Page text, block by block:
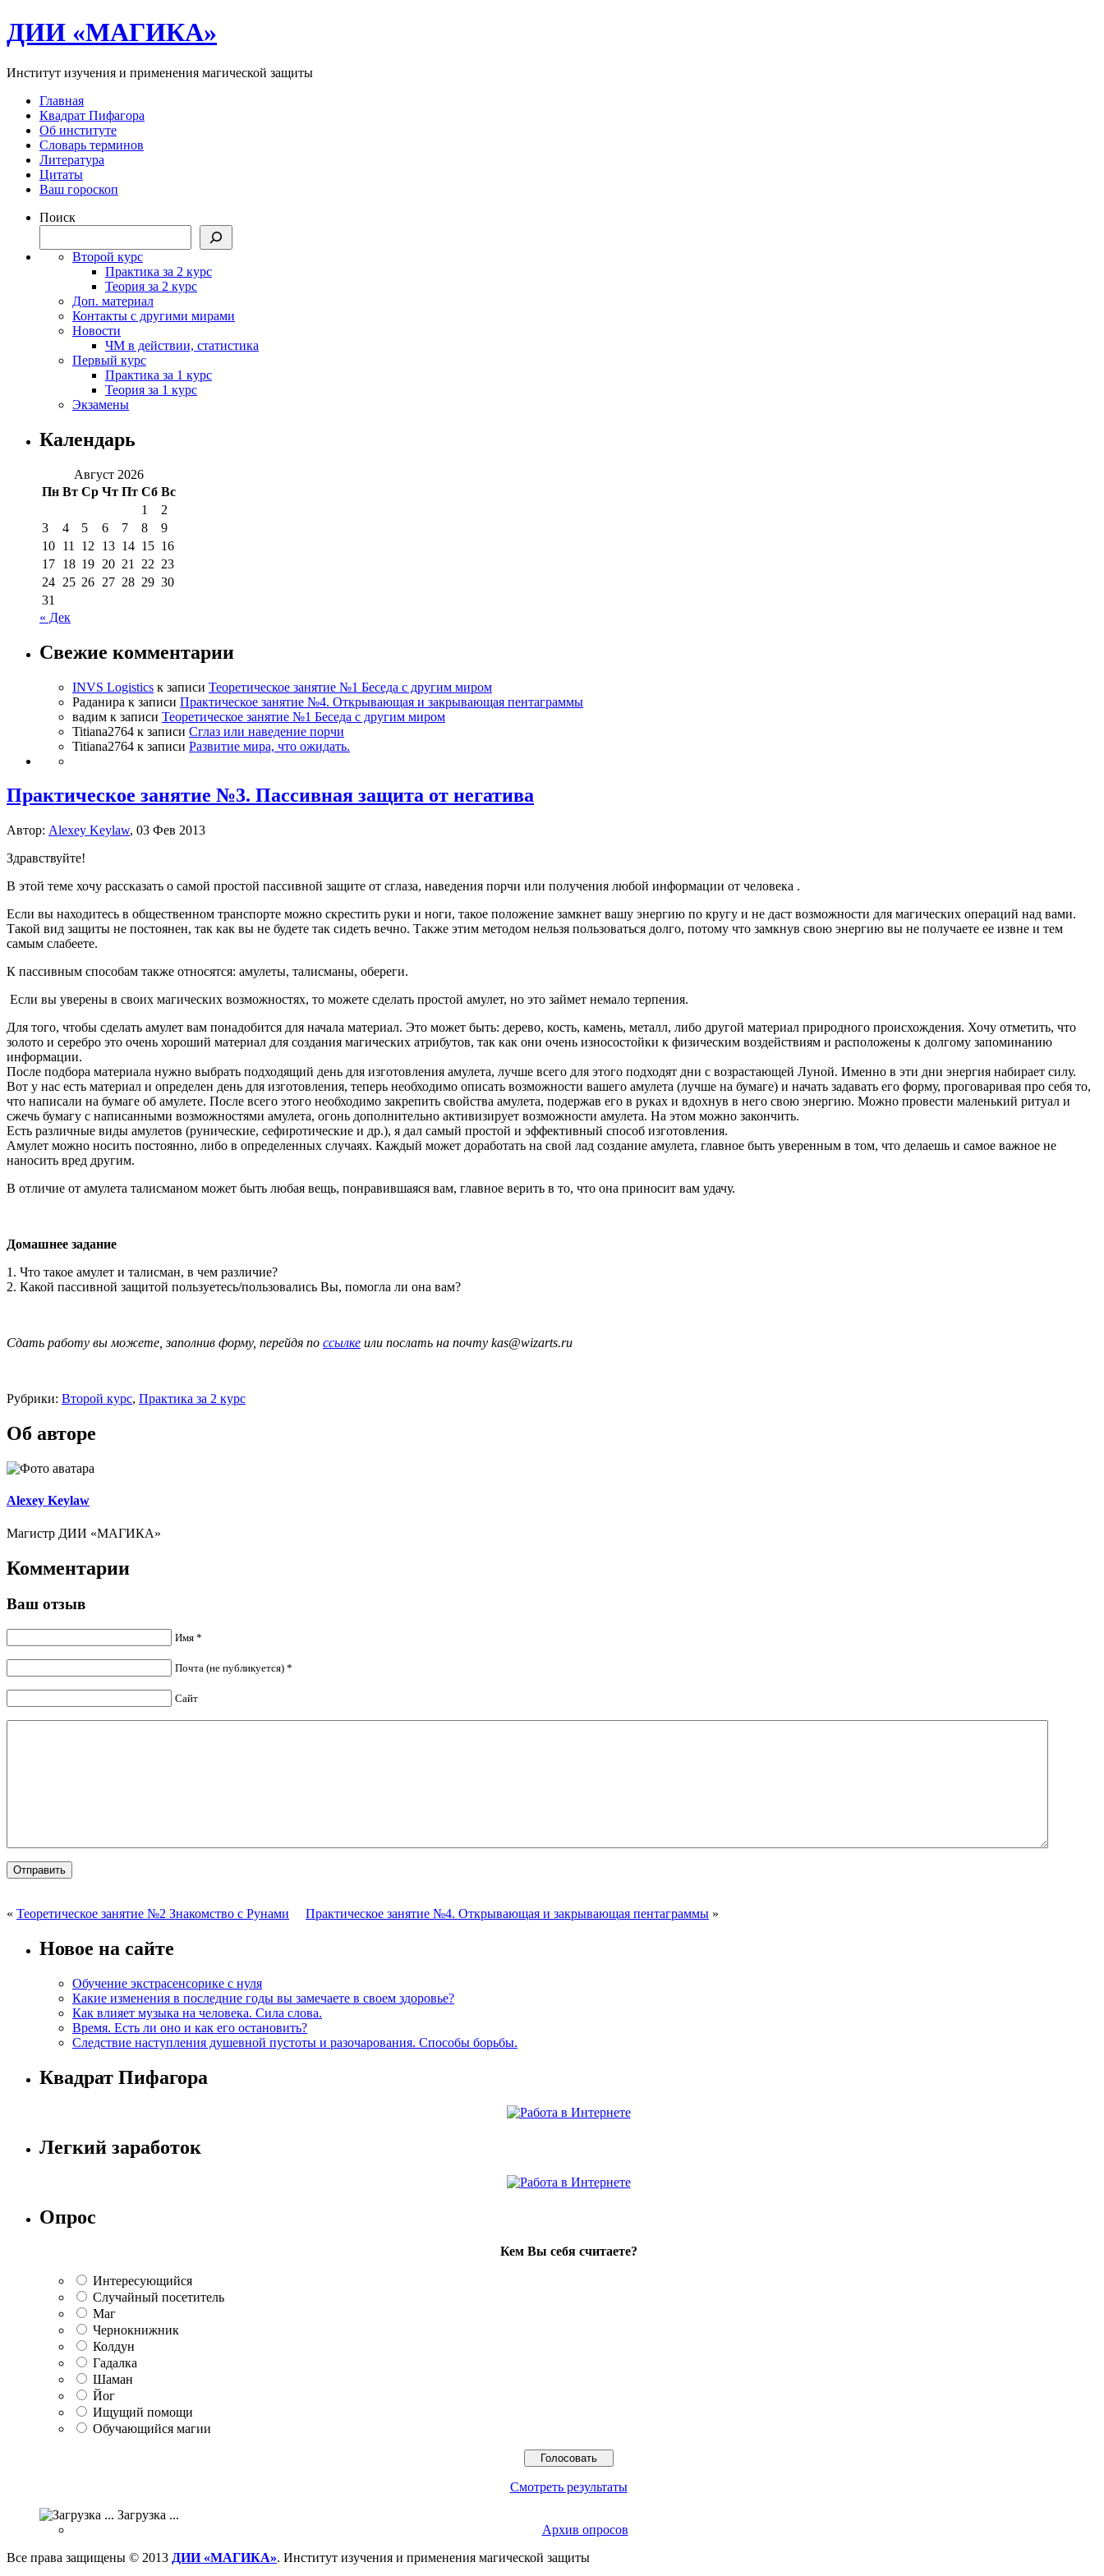
ДИИ «МАГИКА»
Институт изучения и применения магической защиты
Главная
Квадрат Пифагора
Об институте
Словарь терминов
Литература
Цитаты
Ваш гороскоп
Поиск
Второй курс
Практика за 2 курс
Теория за 2 курс
Доп. материал
Контакты с другими мирами
Новости
ЧМ в действии, статистика
Первый курс
Практика за 1 курс
Теория за 1 курс
Экзамены
Календарь
Август 2026
Пн Вт Ср Чт Пт Сб Вс
1
2
3
4 5 6 7 8
9
10 11 12 13 14 15 16
17 18 19 20 21 22 23
24 25 26 27 28 29 30
31
« Дек
Свежие комментарии
INVS Logistics к записи Теоретическое занятие №1 Беседа с другим миром
Раданира к записи Практическое занятие №4. Открывающая и закрывающая пентаграммы
вадим к записи Теоретическое занятие №1 Беседа с другим миром
Titiana2764 к записи Сглаз или наведение порчи
Titiana2764 к записи Развитие мира, что ожидать.
Практическое занятие №3. Пассивная защита от негатива
Автор: Alexey Keylaw, 03 Фев 2013
Здравствуйте!
В этой теме хочу рассказать о самой простой пассивной защите от сглаза, наведения порчи или получения любой информации от человека .
Если вы находитесь в общественном транспорте можно скрестить руки и ноги, такое положение замкнет вашу энергию по кругу и не даст возможности для магических операций над вами.
Такой вид защиты не постоянен, так как вы не будете так сидеть вечно. Также этим методом нельзя пользоваться долго, потому что замкнув свою энергию вы не получаете ее извне и тем
самым слабеете.
К пассивным способам также относятся: амулеты, талисманы, обереги.
Если вы уверены в своих магических возможностях, то можете сделать простой амулет, но это займет немало терпения.
Для того, чтобы сделать амулет вам понадобится для начала материал. Это может быть: дерево, кость, камень, металл, либо другой материал природного происхождения. Хочу отметить, что
золото и серебро это очень хороший материал для создания магических атрибутов, так как они очень износостойки к физическим воздействиям и расположены к долгому запоминанию
информации.
После подбора материала нужно выбрать подходящий день для изготовления амулета, лучше всего для этого подходят дни с возрастающей Луной. Именно в эти дни энергия набирает силу.
Вот у нас есть материал и определен день для изготовления, теперь необходимо описать возможности вашего амулета (лучше на бумаге) и начать задавать его форму, проговаривая про себя то,
что написали на бумаге об амулете. После всего этого необходимо закрепить свойства амулета, подержав его в руках и вдохнув в него свою энергию. Можно провести маленький ритуал и
сжечь бумагу с написанными возможностями амулета, огонь дополнительно активизирует возможности амулета. На этом можно закончить.
Есть различные виды амулетов (рунические, сефиротические и др.), я дал самый простой и эффективный способ изготовления.
Амулет можно носить постоянно, либо в определенных случаях. Каждый может доработать на свой лад создание амулета, главное быть уверенным в том, что делаешь и самое важное не
наносить вред другим.
В отличие от амулета талисманом может быть любая вещь, понравившаяся вам, главное верить в то, что она приносит вам удачу.
Домашнее задание
1. Что такое амулет и талисман, в чем различие?
2. Какой пассивной защитой пользуетесь/пользовались Вы, помогла ли она вам?
Сдать работу вы можете, заполнив форму, перейдя по ссылке или послать на почту kas@wizarts.ru
Рубрики: Второй курс, Практика за 2 курс
Об авторе
Alexey Keylaw
Магистр ДИИ «МАГИКА»
Комментарии
Ваш отзыв
Имя *
Почта (не публикуется) *
Сайт
« Теоретическое занятие №2 Знакомство с Рунами Практическое занятие №4. Открывающая и закрывающая пентаграммы »
Новое на сайте
Обучение экстрасенсорике с нуля
Какие изменения в последние годы вы замечаете в своем здоровье?
Как влияет музыка на человека. Сила слова.
Время. Есть ли оно и как его остановить?
Следствие наступления душевной пустоты и разочарования. Способы борьбы.
Квадрат Пифагора
Легкий заработок
Опрос
Кем Вы себя считаете?
Интересующийся
Случайный посетитель
Маг
Чернокнижник
Колдун
Гадалка
Шаман
Йог
Ищущий помощи
Обучающийся магии
Смотреть результаты
Загрузка ...
Архив опросов
Все права защищены © 2013 ДИИ «МАГИКА». Институт изучения и применения магической защиты